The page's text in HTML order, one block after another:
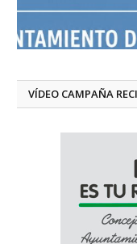
VÍDEO CAMPAÑA